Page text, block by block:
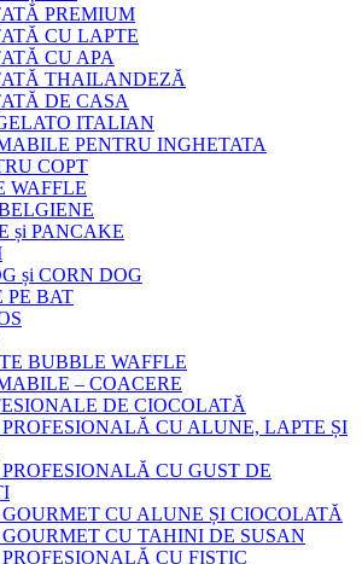
PREMIUM
CU LAPTE
CU APA
THAILANDEZĂ
DE CASA
ITALIAN
PENTRU INGHETATA
COPT
WAFFLE
și PANCAKE
și CORN DOG
PE BAT
BUBBLE WAFFLE
– COACERE
DE CIOCOLATĂ
CU ALUNE, LAPTE ȘI
CU GUST DE
CU ALUNE ȘI CIOCOLATĂ
CU TAHINI DE SUSAN
CU FISTIC